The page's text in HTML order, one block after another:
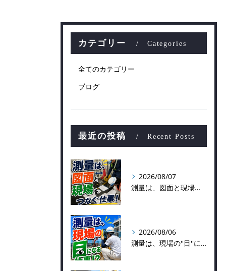
カテゴリー Categories
全てのカテゴリー
ブログ
最近の投稿 Recent Posts
2026/08/07
測量は、図面と現場をつなぐ仕事！
2026/08/06
測量は、現場の''目''になる仕事！？